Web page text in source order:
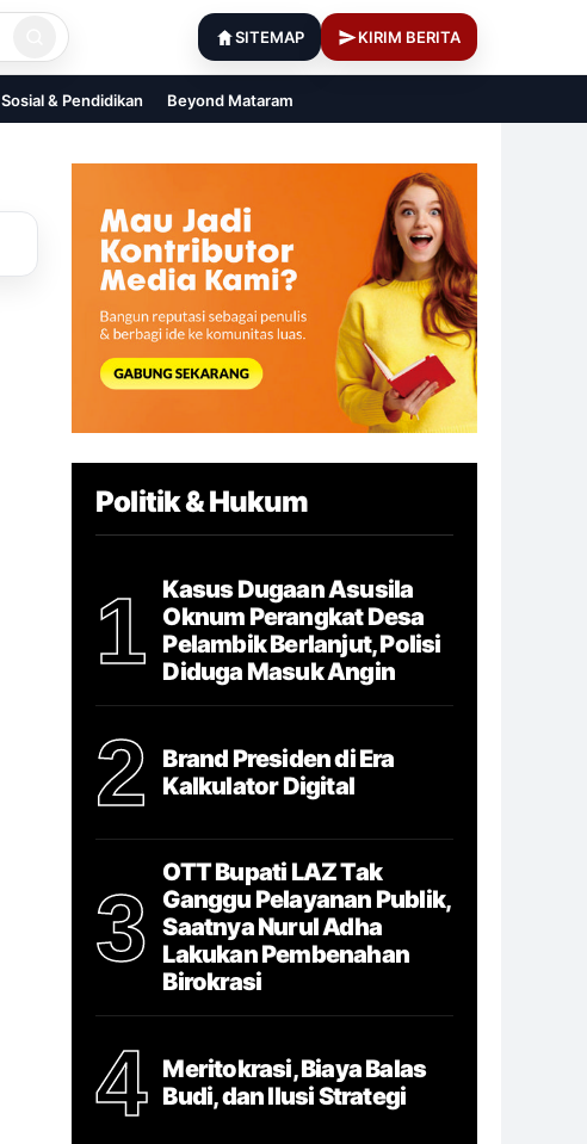
SITEMAP KIRIM BERITA
Sosial & Pendidikan Beyond Mataram
Politik & Hukum
1
Kasus Dugaan Asusila
Oknum Perangkat Desa
Pelambik Berlanjut, Polisi
Diduga Masuk Angin
2
Brand Presiden di Era
Kalkulator Digital
3
OTT Bupati LAZ Tak
Ganggu Pelayanan Publik,
Saatnya Nurul Adha
Lakukan Pembenahan
Birokrasi
4
Meritokrasi, Biaya Balas
Budi, dan Ilusi Strategi